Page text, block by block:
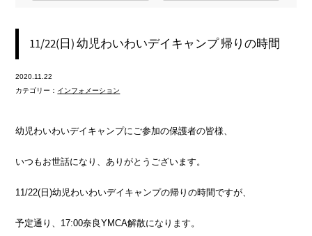
11/22(日) 幼児わいわいデイキャンプ 帰りの時間
2020.11.22
カテゴリー： インフォメーション
幼児わいわいデイキャンプにご参加の保護者の皆様、
いつもお世話になり、ありがとうございます。
11/22(日)幼児わいわいデイキャンプの帰りの時間ですが、
予定通り、17:00奈良YMCA解散になります。